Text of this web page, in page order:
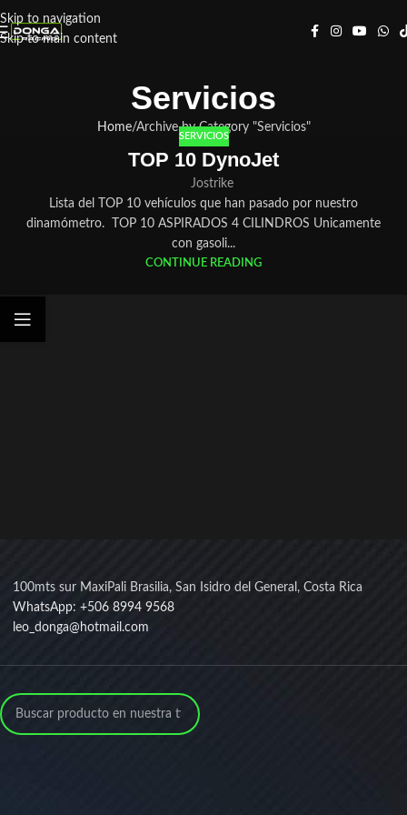
Skip to navigation
Skip to main content
Servicios
Home Archive by Category "Servicios"
SERVICIOS
TOP 10 DynoJet
Jostrike
Lista del TOP 10 vehículos que han pasado por nuestro
dinamómetro. TOP 10 ASPIRADOS 4 CILINDROS Unicamente
con gasoli...
CONTINUE READING
100mts sur MaxiPali Brasilia, San Isidro del General, Costa Rica
WhatsApp: +506 8994 9568
leo_donga@hotmail.com